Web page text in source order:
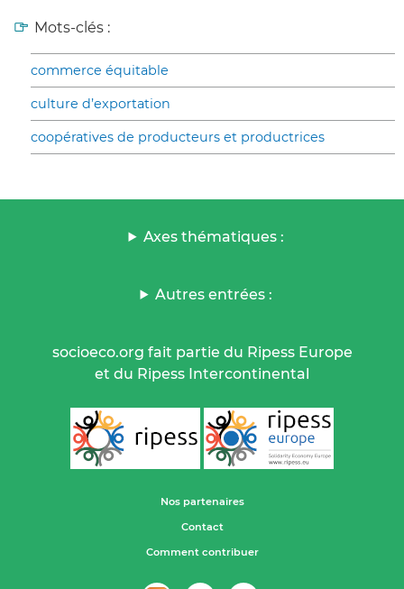
Mots-clés :
commerce équitable
culture d’exportation
coopératives de producteurs et productrices
Axes thématiques :
Autres entrées :
socioeco.org fait partie du Ripess Europe
et du Ripess Intercontinental
Nos partenaires
Contact
Comment contribuer